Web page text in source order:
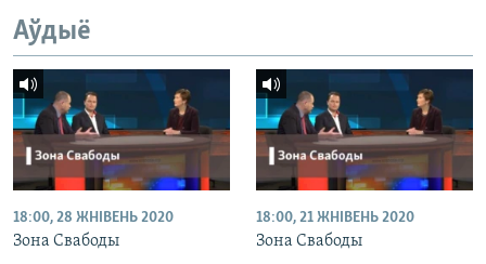
Аўдыё
18:00, 28 ЖНІВЕНЬ 2020
Зона Свабоды
18:00, 21 ЖНІВЕНЬ 2020
Зона Свабоды